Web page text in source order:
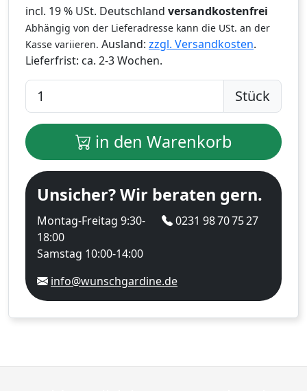
incl. 19 % USt. Deutschland versandkostenfrei
Abhängig von der Lieferadresse kann die USt. an der
Kasse variieren. Ausland: zzgl. Versandkosten.
Lieferfrist: ca. 2-3 Wochen.
Stück
in den Warenkorb
Unsicher? Wir beraten gern.
Montag-Freitag 9:30-
18:00
Samstag 10:00-14:00
0231 98 70 75 27
info@wunschgardine.de